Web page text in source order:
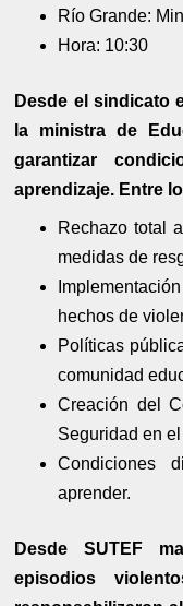
Río Grande:
Hora: 10:30
Desde el sindicato
la ministra de
garantizar
aprendizaje. Entre
Rechazo total
medidas de
hechos de
Políticas
comunidad
Creación del
Seguridad en
Condiciones
aprender.
Desde SUTEF
episodios